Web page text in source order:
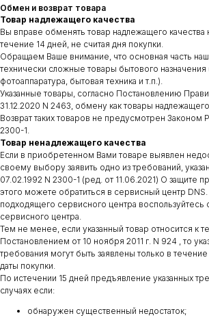
Обмен и возврат товара
Товар надлежащего качества
Вы вправе обменять товар надлежащего качества
течение 14 дней, не считая дня покупки.
Обращаем Ваше внимание, что основная часть
технически сложные товары бытового назначения
фотоаппаратура, бытовая техника и т.п.).
Указанные товары, согласно Постановлению
31.12.2020 N 2463, обмену как товары
Возврат таких товаров не предусмотрен Законом
2300-1.
Товар ненадлежащего качества
Если в приобретенном Вами товаре выявлен
своему выбору заявить одно из требований,
07.02.1992 N 2300-1 (ред. от 11.06.2021) О защите
этого можете обратиться в сервисный центр
подходящего сервисного центра
сервисного центра.
Тем не менее, если указанный товар относится к
Постановлением от 10 ноября 2011 г. N 924 , то
требования могут быть заявлены только в
даты покупки.
По истечении 15 дней предъявление указанных
случаях если:
обнаружен существенный недостаток;